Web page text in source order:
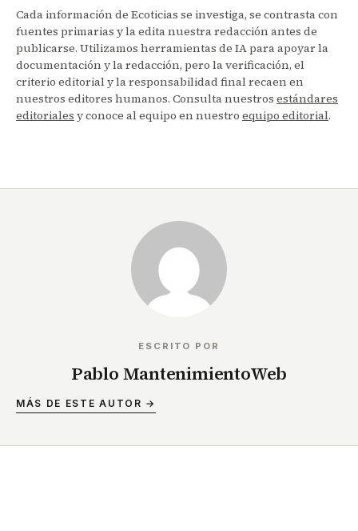
Cada información de Ecoticias se investiga, se contrasta con
fuentes primarias y la edita nuestra redacción antes de
publicarse. Utilizamos herramientas de IA para apoyar la
documentación y la redacción, pero la verificación, el
criterio editorial y la responsabilidad final recaen en
nuestros editores humanos. Consulta nuestros estándares
editoriales y conoce al equipo en nuestro equipo editorial.
ESCRITO POR
Pablo MantenimientoWeb
MÁS DE ESTE AUTOR →